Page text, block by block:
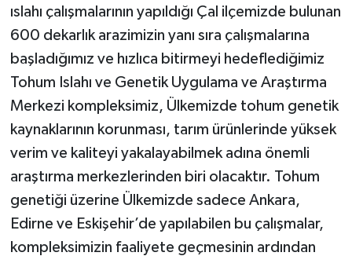
ıslahı çalışmalarının yapıldığı Çal ilçemizde bulunan
600 dekarlık arazimizin yanı sıra çalışmalarına
başladığımız ve hızlıca bitirmeyi hedeflediğimiz
Tohum Islahı ve Genetik Uygulama ve Araştırma
Merkezi kompleksimiz, Ülkemizde tohum genetik
kaynaklarının korunması, tarım ürünlerinde yüksek
verim ve kaliteyi yakalayabilmek adına önemli
araştırma merkezlerinden biri olacaktır. Tohum
genetiği üzerine Ülkemizde sadece Ankara,
Edirne ve Eskişehir’de yapılabilen bu çalışmalar,
kompleksimizin faaliyete geçmesinin ardından